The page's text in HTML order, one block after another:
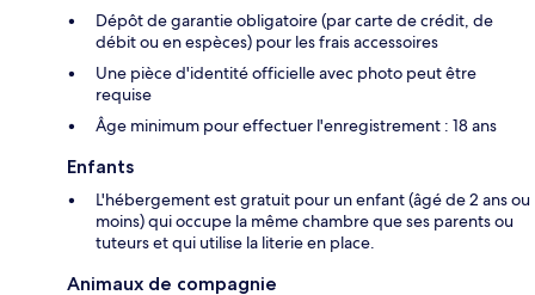
Dépôt de garantie obligatoire (par carte de crédit, de
débit ou en espèces) pour les frais accessoires
Une pièce d'identité officielle avec photo peut être
requise
Âge minimum pour effectuer l'enregistrement : 18 ans
Enfants
L'hébergement est gratuit pour un enfant (âgé de 2 ans ou
moins) qui occupe la même chambre que ses parents ou
tuteurs et qui utilise la literie en place.
Animaux de compagnie